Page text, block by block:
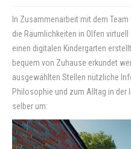
Film
Portfolio
News
Contact
In Zusammenarbeit mit dem
die Räumlichkeiten in Olfen
einen digitalen Kindergarten
bequem von Zuhause erkundet
ausgewählten Stellen nützliche
Philosophie und zum Alltag in der
selber um: